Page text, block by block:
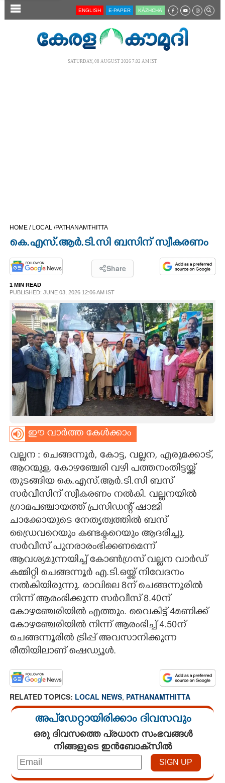
SECTIONS
OPINION
PHOTOS
LIFESTYLE
SPIRITUAL
INFO+
ART
ASTRO
CARTOONS
LITERATURE
ZOOM
ENGLISH E-PAPER KĀZHCHA
SATURDAY, 08 AUGUST 2026 7.02 AM IST
HOME / LOCAL /PATHANAMTHITTA
കെ.എസ്.ആർ.ടി.സി ബസിന് സ്വീകരണം
Share
1 MIN READ
PUBLISHED: JUNE 03, 2026 12:06 AM IST
ഈ വാർത്ത കേൾക്കാം
വല്ലന : ചെങ്ങന്നൂർ, കോട്ട, വല്ലന, എരുമക്കാട്,
ആറന്മുള, കോഴഞ്ചേരി വഴി പത്തനംതിട്ടയ്ക്ക്
തുടങ്ങിയ കെ.എസ്.ആർ.ടി.സി ബസ്
സർവീസിന് സ്വീകരണം നൽകി. വല്ലനയിൽ
ഗ്രാമപഞ്ചായത്ത് പ്രസിഡന്റ് ഷാജി
ചാക്കോയുടെ നേതൃത്വത്തിൽ ബസ്
ഡ്രൈവറെയും കണ്ടക്ടറെയും ആദരിച്ചു.
സർവീസ് പുനരാരംഭിക്കണമെന്ന്
ആവശ്യമുന്നയിച്ച് കോൺഗ്രസ് വല്ലന വാർഡ്
കമ്മിറ്റി ചെങ്ങന്നൂർ എ.ടി.ഒയ്ക്ക് നിവേദനം
നൽകിയിരുന്നു. രാവിലെ 8ന് ചെങ്ങന്നൂരിൽ
നിന്ന് ആരംഭിക്കുന്ന സർവീസ് 8.40ന്
കോഴഞ്ചേരിയിൽ എത്തും. വൈകിട്ട് 4മണിക്ക്
കോഴഞ്ചേരിയിൽ നിന്ന് ആരംഭിച്ച് 4.50ന്
ചെങ്ങന്നൂരിൽ ട്രിപ്പ് അവസാനിക്കുന്ന
രീതിയിലാണ് ഷെഡ്യൂൾ.
RELATED TOPICS: LOCAL NEWS, PATHANAMTHITTA
അപ്ഡേറ്റായിരിക്കാം ദിവസവും
ഒരു ദിവസത്തെ പ്രധാന സംഭവങ്ങൾ
നിങ്ങളുടെ ഇൻബോക്സിൽ